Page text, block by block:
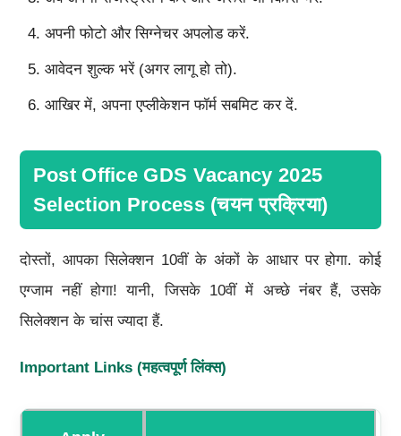
अपनी फोटो और सिग्नेचर अपलोड करें.
आवेदन शुल्क भरें (अगर लागू हो तो).
आखिर में, अपना एप्लीकेशन फॉर्म सबमिट कर दें.
Post Office GDS Vacancy 2025
Selection Process (चयन प्रक्रिया)
दोस्तों, आपका सिलेक्शन 10वीं के अंकों के आधार पर होगा. कोई
एग्जाम नहीं होगा! यानी, जिसके 10वीं में अच्छे नंबर हैं, उसके
सिलेक्शन के चांस ज्यादा हैं.
Important Links (महत्वपूर्ण लिंक्स)